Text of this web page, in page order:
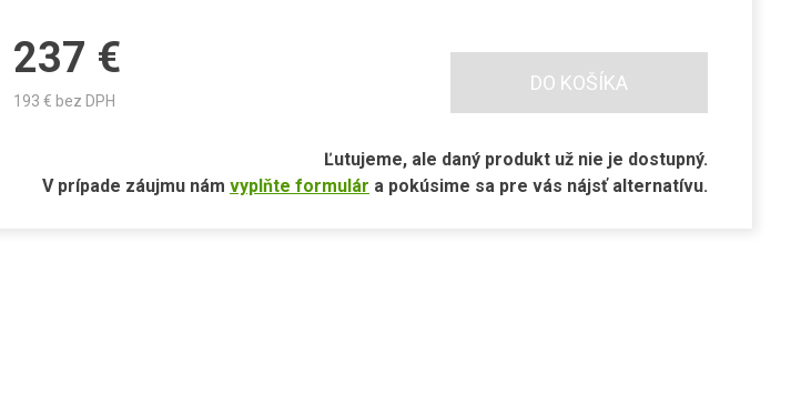
237 €
193 € bez DPH
DO KOŠÍKA
Ľutujeme, ale daný produkt už nie je dostupný.
V prípade záujmu nám vyplňte formulár a pokúsime sa pre vás nájsť alternatívu.